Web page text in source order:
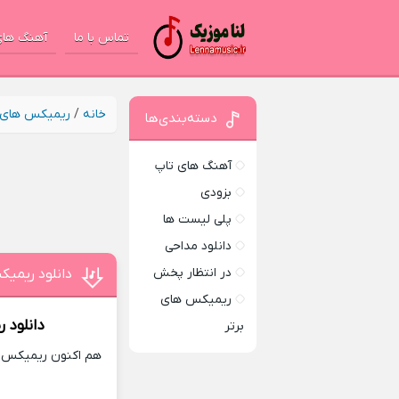
تماس با ما آهنگ
خانه / ریمیکس های
دانلود
هم اکنون ریمیکس
دسته‌بندی‌ها
آهنگ های تاپ
بزودی
پلی لیست ها
دانلود مداحی
در انتظار پخش
ریمیکس های
برتر